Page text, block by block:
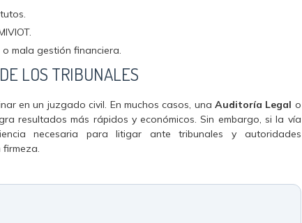
mala gestión financiera.
LOS TRIBUNALES
en un juzgado civil. En muchos casos, una Auditoría Legal o
resultados más rápidos y económicos. Sin embargo, si la vía
necesaria para litigar ante tribunales y autoridades